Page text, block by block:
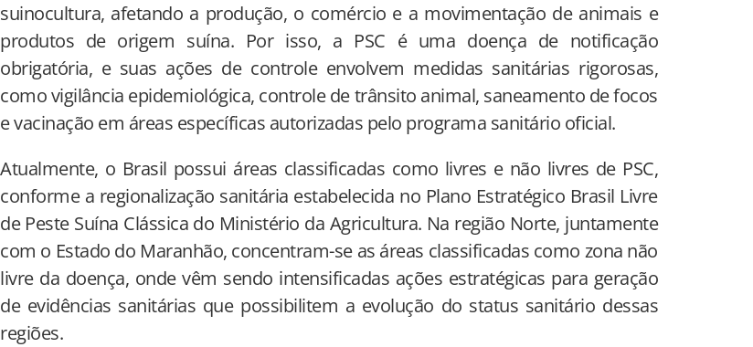
suinocultura, afetando a produção, o comércio e a movimentação de animais e
produtos de origem suína. Por isso, a PSC é uma doença de notificação
obrigatória, e suas ações de controle envolvem medidas sanitárias rigorosas,
como vigilância epidemiológica, controle de trânsito animal, saneamento de focos
e vacinação em áreas específicas autorizadas pelo programa sanitário oficial.
Atualmente, o Brasil possui áreas classificadas como livres e não livres de PSC,
conforme a regionalização sanitária estabelecida no Plano Estratégico Brasil Livre
de Peste Suína Clássica do Ministério da Agricultura. Na região Norte, juntamente
com o Estado do Maranhão, concentram-se as áreas classificadas como zona não
livre da doença, onde vêm sendo intensificadas ações estratégicas para geração
de evidências sanitárias que possibilitem a evolução do status sanitário dessas
regiões.